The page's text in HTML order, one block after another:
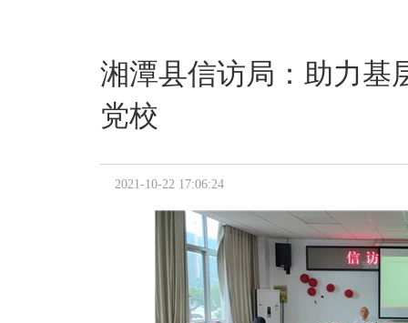
湘潭县信访局：助力基
党校
2021-10-22 17:06:24